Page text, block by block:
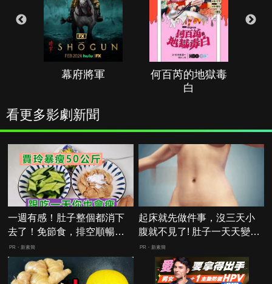
幕府將軍
何百芮的地獄毒
白
看更多影劇新聞
一週有感！肚子整個都消下
去了！免節食，排空順暢就
夠
PR・新素簡
起床就先做件事，沒三天小
腹就不見了! 肚子一天天變
小！
PR・新素簡